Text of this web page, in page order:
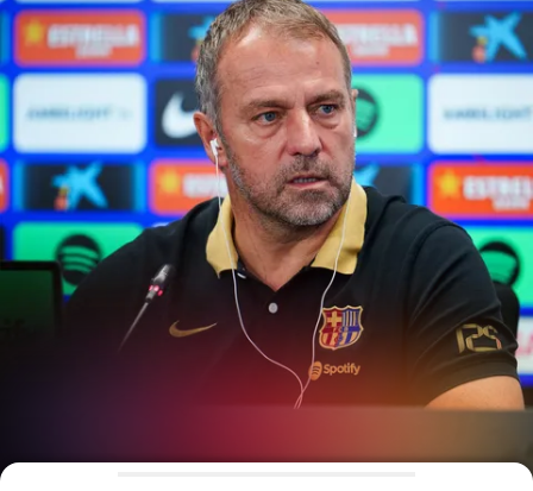
plusicon
label.aria.plus
バルサアカデミー
plusicon
label.aria.plus
10年毎
plusicon
label.aria.plus
PLUSICON
LABEL.ARIA.PLUS
トップチーム
女子サッカー
plusicon
label.aria.plus
スケジュール
チケット
結果
バルサAtlètic
plusicon
label.aria.plus
スケジュール
チケット
PLUSICON
LABEL.ARIA.PLUS
トップチーム
チケット
トップチーム